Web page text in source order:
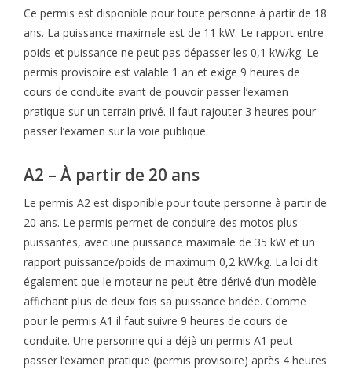
Ce permis est disponible pour toute personne à partir de 18
ans. La puissance maximale est de 11 kW. Le rapport entre
poids et puissance ne peut pas dépasser les 0,1 kW/kg. Le
permis provisoire est valable 1 an et exige 9 heures de
cours de conduite avant de pouvoir passer l’examen
pratique sur un terrain privé. Il faut rajouter 3 heures pour
passer l’examen sur la voie publique.
A2 – À partir de 20 ans
Le permis A2 est disponible pour toute personne à partir de
20 ans. Le permis permet de conduire des motos plus
puissantes, avec une puissance maximale de 35 kW et un
rapport puissance/poids de maximum 0,2 kW/kg. La loi dit
également que le moteur ne peut être dérivé d’un modèle
affichant plus de deux fois sa puissance bridée. Comme
pour le permis A1 il faut suivre 9 heures de cours de
conduite. Une personne qui a déjà un permis A1 peut
passer l’examen pratique (permis provisoire) après 4 heures